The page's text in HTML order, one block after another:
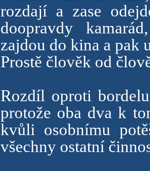
rozdají a zase
doopravdy
zajdou do kina a pak
Prostě člověk od
Rozdíl oproti
protože oba dva k
kvůli osobnímu
všechny ostatní